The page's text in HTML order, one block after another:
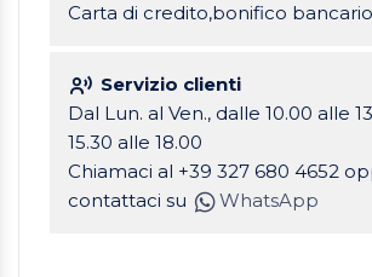
Carta di credito,bonifico bancario
Servizio clienti
Dal Lun. al Ven., dalle 10.00 alle
15.30 alle 18.00
Chiamaci al +39 327 680 4652
contattaci su
WhatsApp